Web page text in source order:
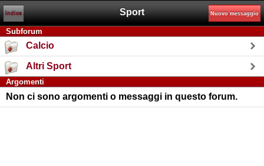
Sport
Indice Nuovo messaggio
Subforum
Calcio
Altri Sport
Argomenti
Non ci sono argomenti o messaggi in questo forum.